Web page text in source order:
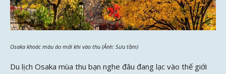
Osaka khoác màu áo mới khi vào thu (Ảnh: Sưu tầm)
Du lịch Osaka mùa thu bạn nghe đâu đang lạc vào thế giới